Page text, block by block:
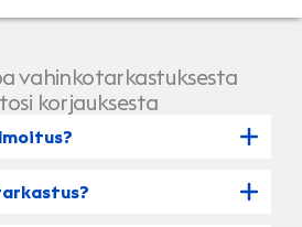
vahinkotarkastuksesta
korjauksesta